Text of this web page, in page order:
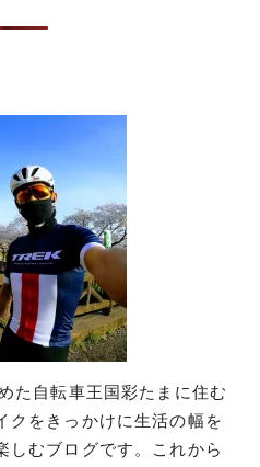
た自転車王国彩たまに住む
クをきっかけに生活の幅を
しむブログです。これから